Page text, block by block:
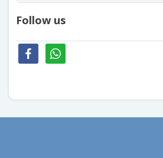
Follow us
facebookwhatsapp